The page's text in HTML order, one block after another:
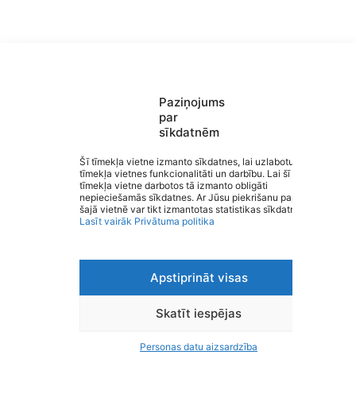
Paziņojums
par
sīkdatnēm
Šī tīmekļa vietne izmanto sīkdatnes, lai uzlabotu
tīmekļa vietnes funkcionalitāti un darbību. Lai šī
tīmekļa vietne darbotos tā izmanto obligāti
nepieciešamās sīkdatnes. Ar Jūsu piekrišanu papildus
šajā vietnē var tikt izmantotas statistikas sīkdatnes.
Lasīt vairāk Privātuma politika
Apstiprināt visas
Skatīt iespējas
Personas datu aizsardzība
Izvēlne
Ātrās saites
Sociālie tīkli
Privātuma politika
Personas datu aizsardzība